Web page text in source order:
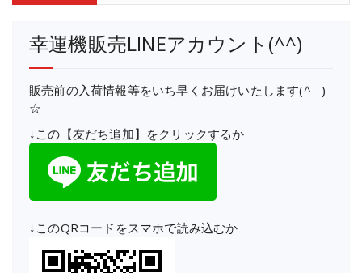
幸運機販売LINEアカウント(^^)
販売前の入荷情報等をいち早くお届けいたします(^_-)-
☆
↓この【友だち追加】をクリックするか
↓このQRコードをスマホで読み込むか